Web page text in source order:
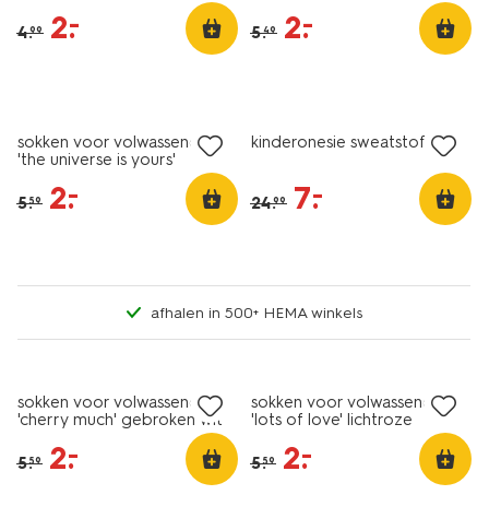
4.99 2.
– 5.49 2.
–
sokken voor volwassenen
'the universe is yours'
5.59 2.
–
kinderonesie sweatstof lila
24.99 7.
–
afhalen in 500+ HEMA winkels
sokken voor volwassenen
'cherry much' gebroken wit
5.59 2.
–
sokken voor volwassenen
'lots of love' lichtroze
5.59 2.
–